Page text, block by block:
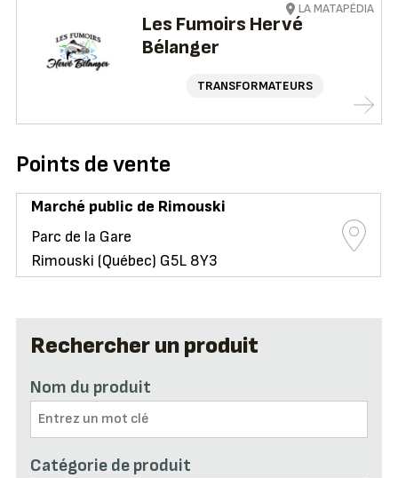
Rechercher un produit
Nom du produit
Catégorie de produit
Les Fumoirs Hervé
Bélanger
TRANSFORMATEURS
LA MATAPÉDIA
Points de vente
Marché public de Rimouski
Parc de la Gare
Rimouski (Québec) G5L 8Y3